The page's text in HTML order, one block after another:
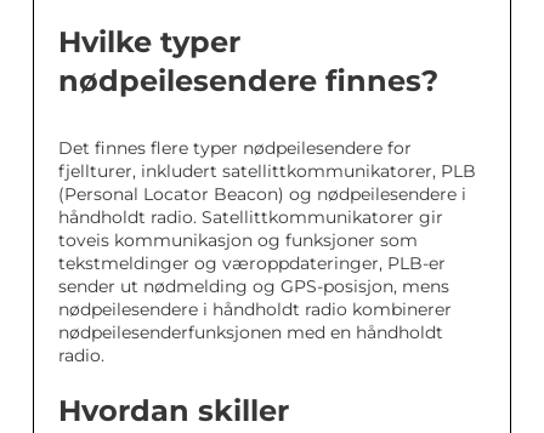
Hvilke typer
nødpeilesendere finnes?
Det finnes flere typer nødpeilesendere for
fjellturer, inkludert satellittkommunikatorer, PLB
(Personal Locator Beacon) og nødpeilesendere i
håndholdt radio. Satellittkommunikatorer gir
toveis kommunikasjon og funksjoner som
tekstmeldinger og væroppdateringer, PLB-er
sender ut nødmelding og GPS-posisjon, mens
nødpeilesendere i håndholdt radio kombinerer
nødpeilesenderfunksjonen med en håndholdt
radio.
Hvordan skiller